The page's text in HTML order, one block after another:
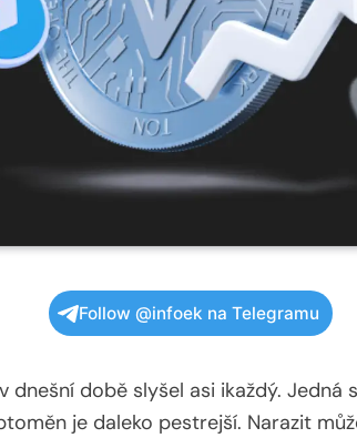
Follow @infoek na Telegramu
dnešní době slyšel asi ikaždý. Jedná
je daleko pestrejší. Narazit